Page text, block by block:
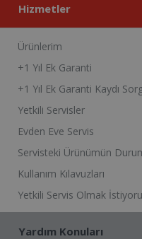
Hizmetler
Ürünlerim
+1 Yıl Ek Garanti
+1 Yıl Ek Garanti Kaydı
Yetkili Servisler
Evden Eve Servis
Servisteki Ürünümün
Kullanım Kılavuzları
Yetkili Servis Olmak
Yardım Konuları